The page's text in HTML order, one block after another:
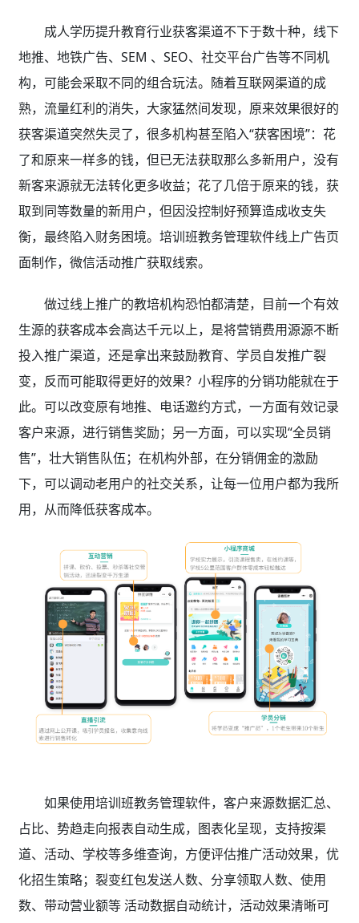
成人学历提升教育行业获客渠道不下于数十种，线下
地推、地铁广告、SEM 、SEO、社交平台广告等不同机
构，可能会采取不同的组合玩法。随着互联网渠道的成
熟，流量红利的消失，大家猛然间发现，原来效果很好的
获客渠道突然失灵了，很多机构甚至陷入“获客困境”：花
了和原来一样多的钱，但已无法获取那么多新用户，没有
新客来源就无法转化更多收益；花了几倍于原来的钱，获
取到同等数量的新用户，但因没控制好预算造成收支失
衡，最终陷入财务困境。培训班教务管理软件线上广告页
面制作，微信活动推广获取线索。
做过线上推广的教培机构恐怕都清楚，目前一个有效
生源的获客成本会高达千元以上，是将营销费用源源不断
投入推广渠道，还是拿出来鼓励教育、学员自发推广裂
变，反而可能取得更好的效果？小程序的分销功能就在于
此。可以改变原有地推、电话邀约方式，一方面有效记录
客户来源，进行销售奖励；另一方面，可以实现“全员销
售”，壮大销售队伍；在机构外部，在分销佣金的激励
下，可以调动老用户的社交关系，让每一位用户都为我所
用，从而降低获客成本。
如果使用培训班教务管理软件， 客户来源数据汇总、
占比、势趋走向报表自动生成，图表化呈现，支持按渠
道、活动、学校等多维查询，方便评估推广活动效果，优
化招生策略；裂变红包发送人数、分享领取人数、使用
数、带动营业额等 活动数据自动统计，活动效果清晰可